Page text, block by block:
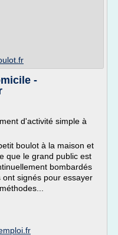
-
d'activité simple à
boulot à la maison et
que le grand public est
bombardés
signés pour essayer